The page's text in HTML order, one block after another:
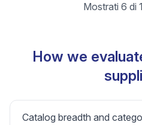
Mostrati 6 di
How we
Catalog breadth and